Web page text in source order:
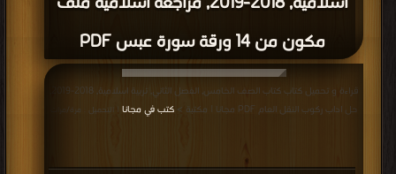
مكون من 14 ورقة سورة عبس PDF
حل اداب ركوب النقل العام PDF مجانا | مكتبة >
كتب في مجانا | التحميل : مرة/مرات